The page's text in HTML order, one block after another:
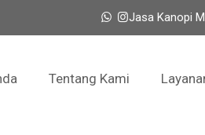
Jasa Kanopi
Tentang Kami